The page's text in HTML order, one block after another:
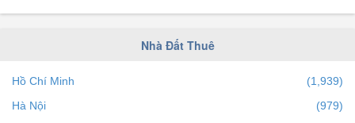
Nhà Đất Thuê
Hồ Chí Minh
(1,939)
Hà Nội
(979)